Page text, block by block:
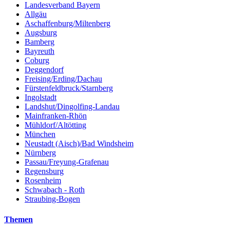
Landesverband Bayern
Allgäu
Aschaffenburg/Miltenberg
Augsburg
Bamberg
Bayreuth
Coburg
Deggendorf
Freising/Erding/Dachau
Fürstenfeldbruck/Starnberg
Ingolstadt
Landshut/Dingolfing-Landau
Mainfranken-Rhön
Mühldorf/Altötting
München
Neustadt (Aisch)/Bad Windsheim
Nürnberg
Passau/Freyung-Grafenau
Regensburg
Rosenheim
Schwabach - Roth
Straubing-Bogen
Themen